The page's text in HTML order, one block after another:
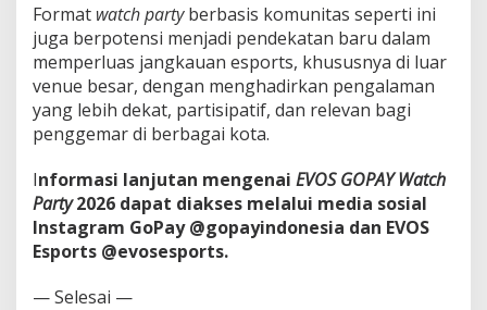
Format watch partyberbasis komunitas seperti ini
juga berpotensi menjadi pendekatan baru dalam
memperluas jangkauan esports, khususnya di luar
venue besar, dengan menghadirkan pengalaman
yang lebih dekat, partisipatif, dan relevan bagi
penggemar di berbagai kota.
Informasi lanjutan mengenai EVOS GOPAY Watch
Party2026 dapat diakses melalui media sosial
Instagram GoPay @gopayindonesia dan EVOS
Esports @evosesports.
— Selesai —